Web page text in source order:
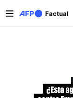
Factual
Solapas